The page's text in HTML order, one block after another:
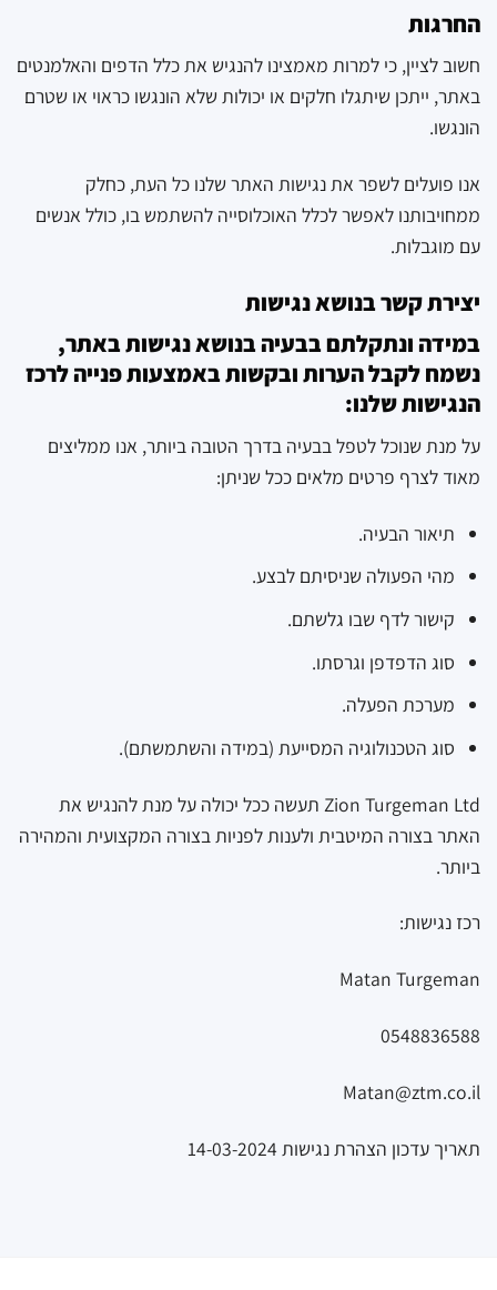
החרגות
חשוב לציין, כי למרות מאמצינו להנגיש את כלל הדפים והאלמנטים
באתר, ייתכן שיתגלו חלקים או יכולות שלא הונגשו כראוי או שטרם
הונגשו.
אנו פועלים לשפר את נגישות האתר שלנו כל העת, כחלק
ממחויבותנו לאפשר לכלל האוכלוסייה להשתמש בו, כולל אנשים
עם מוגבלות.
יצירת קשר בנושא נגישות
במידה ונתקלתם בבעיה בנושא נגישות באתר,
נשמח לקבל הערות ובקשות באמצעות פנייה לרכז
הנגישות שלנו:
על מנת שנוכל לטפל בבעיה בדרך הטובה ביותר, אנו ממליצים
מאוד לצרף פרטים מלאים ככל שניתן:
תיאור הבעיה.
מהי הפעולה שניסיתם לבצע.
קישור לדף שבו גלשתם.
סוג הדפדפן וגרסתו.
מערכת הפעלה.
סוג הטכנולוגיה המסייעת (במידה והשתמשתם).
Zion Turgeman Ltd תעשה ככל יכולה על מנת להנגיש את
האתר בצורה המיטבית ולענות לפניות בצורה המקצועית והמהירה
ביותר.
רכז נגישות:
Matan Turgeman
0548836588
Matan@ztm.co.il
תאריך עדכון הצהרת נגישות 14-03-2024